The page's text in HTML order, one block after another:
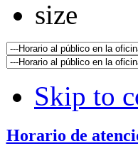
Skip to
Horario de